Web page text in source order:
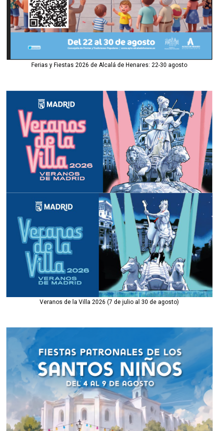
Ferias y Fiestas 2026 de Alcalá de Henares: 22-30 agosto
Veranos de la Villa 2026 (7 de julio al 30 de agosto)